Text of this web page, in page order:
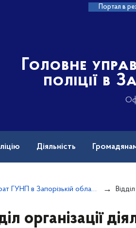
Портал в
Головне
поліції в
Діяльність
Апарат ГУНП в Запорізькій області Відділ
організації